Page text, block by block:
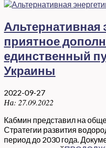
Альтернативная
приятное
единственный
Украины
2022-09-27
На: 27.09.2022
Кабмин представил на
Стратегии развития
период до 2030 года.